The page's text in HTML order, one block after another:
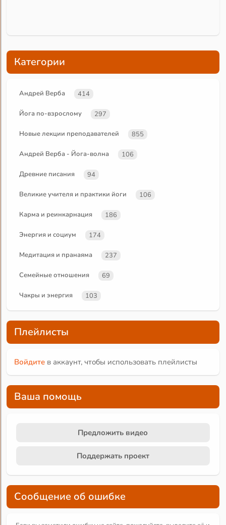
Категории
Андрей Верба 414
Йога по-взрослому 297
Новые лекции преподавателей 855
Андрей Верба - Йога-волна 106
Древние писания 94
Великие учителя и практики йоги 106
Карма и реинкарнация 186
Энергия и социум 174
Медитация и пранаяма 237
Семейные отношения 69
Чакры и энергия 103
Плейлисты
Войдите в аккаунт, чтобы использовать плейлисты
Ваша помощь
Предложить видео
Поддержать проект
Сообщение об ошибке